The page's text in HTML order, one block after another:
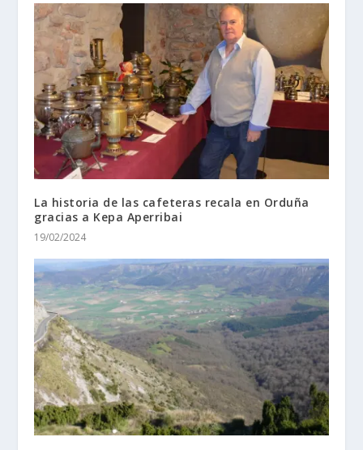
La historia de las cafeteras recala en Orduña
gracias a Kepa Aperribai
19/02/2024